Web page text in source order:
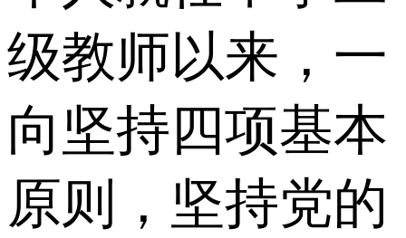
级教师以来，一
向坚持四项基本
原则，坚持党的